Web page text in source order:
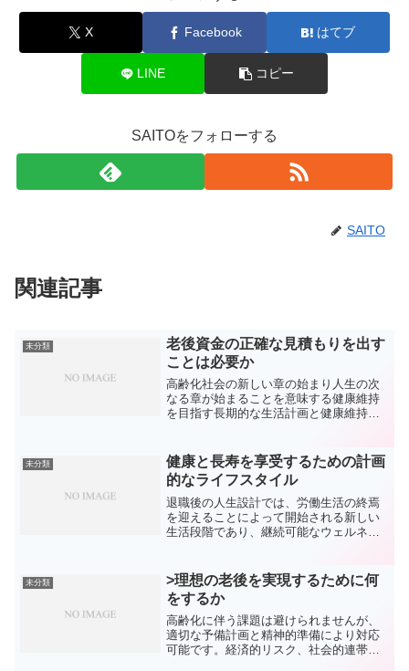
X Facebook はてブ
LINE コピー
SAITOをフォローする
SAITO
関連記事
未分類
老後資金の正確な見積もりを出す
ことは必要か
高齢化社会の新しい章の始まり人生の次
なる章が始まることを意味する健康維持
を目指す長期的な生活計画と健康維持が
ィ、バランスの良い食事、健康診断を継
続健康的な日々を確保シニア...
未分類
健康と長寿を享受するための計画
的なライフスタイル
退職後の人生設計では、労働生活の終焉
を迎えることによって開始される新しい
生活段階であり、継続可能なウェルネス
で高齢者の活力が保たれ、豊かな退職生
活を実現するためのもので...
未分類
>理想の老後を実現するために何
をするか
高齢化に伴う課題は避けられませんが、
適切な予備計画と精神的準備により対応
可能です。経済的リスク、社会的連帯感